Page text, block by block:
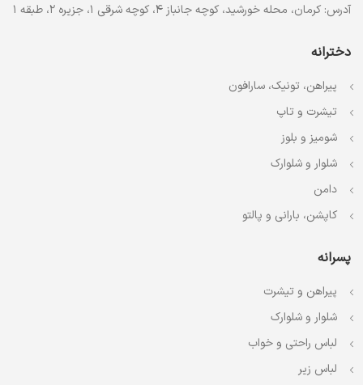
آدرس: کرمان، محله خورشید، کوچه جانباز 4، کوچه شرقی 1، جزیره 2، طبقه 1
دخترانه
پیراهن، تونیک، سارافون
تیشرت و تاپ
شومیز و بلوز
شلوار و شلوارک
دامن
کاپشن، بارانی و پالتو
پسرانه
پیراهن و تیشرت
شلوار و شلوارک
لباس راحتی و خواب
لباس زیر